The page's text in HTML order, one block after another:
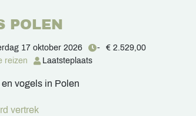
POLEN
17 oktober 2026 -
€ 2.529,00
reizen Laatsteplaats
vogels in Polen
vertrek